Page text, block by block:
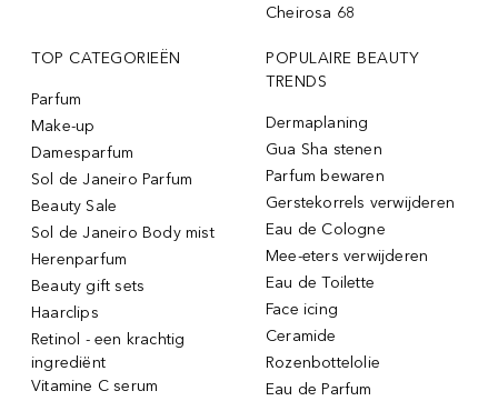
Cheirosa 68
TOP CATEGORIEËN
Parfum
Make-up
Damesparfum
Sol de Janeiro Parfum
Beauty Sale
Sol de Janeiro Body mist
Herenparfum
Beauty gift sets
Haarclips
Retinol - een krachtig
ingrediënt
Vitamine C serum
POPULAIRE BEAUTY
TRENDS
Dermaplaning
Gua Sha stenen
Parfum bewaren
Gerstekorrels verwijderen
Eau de Cologne
Mee-eters verwijderen
Eau de Toilette
Face icing
Ceramide
Rozenbottelolie
Eau de Parfum